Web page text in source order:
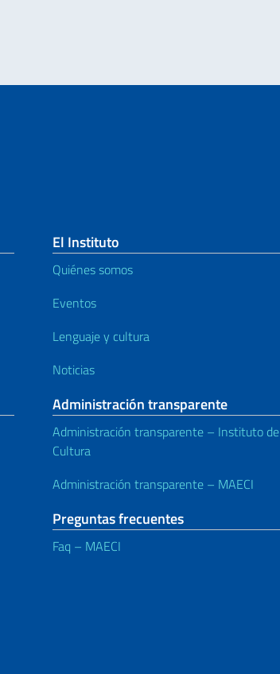
El Instituto
Quiénes somos
Eventos
Lenguaje y cultura
Noticias
Administración transparente
Administración transparente – Instituto de
Cultura
Administración transparente – MAECI
Preguntas frecuentes
Faq – MAECI